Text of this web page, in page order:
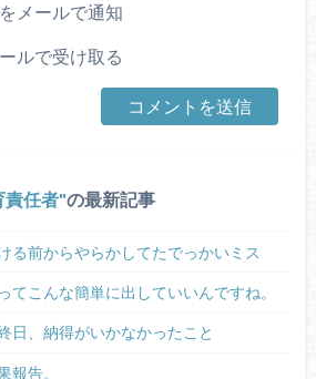
メールで通知
ルで受け取る
任者 の最新記事
る前からやらかしてたでっかいミス
てこんな簡単に出していいんですね。
日、納得がいかなかったこと
報告。